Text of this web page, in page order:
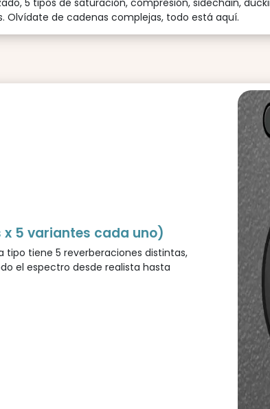
Olvídate de cadenas complejas, todo está aquí.
x 5 variantes cada uno)
tipo tiene 5 reverberaciones distintas,
el espectro desde realista hasta